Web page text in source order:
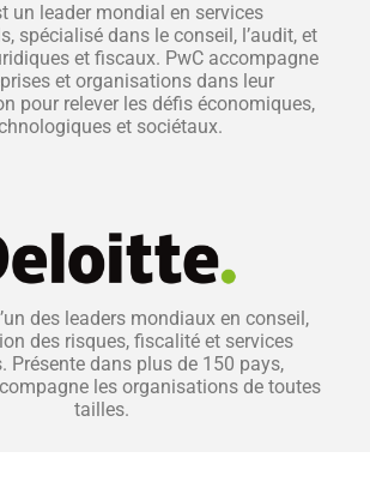
un leader mondial en services
spécialisé dans le conseil, l’audit, et
et fiscaux. PwC accompagne
et organisations dans leur
pour relever les défis économiques,
et sociétaux.
des leaders mondiaux en conseil,
des risques, fiscalité et services
Présente dans plus de 150 pays,
les organisations de toutes
tailles.